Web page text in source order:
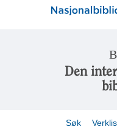
Den
Søk